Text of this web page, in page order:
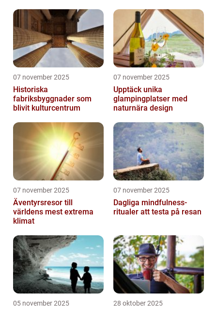
07 november 2025
Historiska
fabriksbyggnader som
blivit kulturcentrum
07 november 2025
Upptäck unika
glampingplatser med
naturnära design
07 november 2025
Äventyrsresor till
världens mest extrema
klimat
07 november 2025
Dagliga mindfulness-
ritualer att testa på resan
05 november 2025 28 oktober 2025